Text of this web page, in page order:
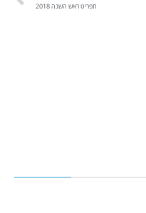
תפריט ראש השנה 2018